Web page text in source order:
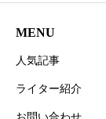
MENU
人気記事
ライター紹介